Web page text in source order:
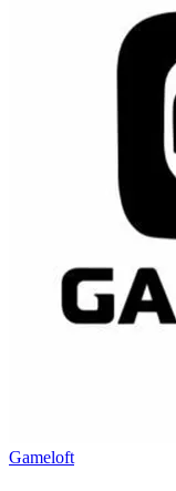
Gameloft